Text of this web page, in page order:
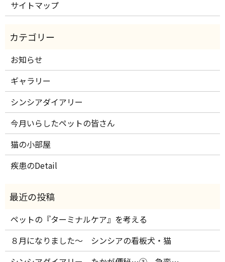
サイトマップ
お知らせ
ギャラリー
シンシアダイアリー
今月いらしたペットの皆さん
猫の小部屋
疾患のDetail
ペットの『ターミナルケア』を考える
８月になりました～ シンシアの看板犬・猫